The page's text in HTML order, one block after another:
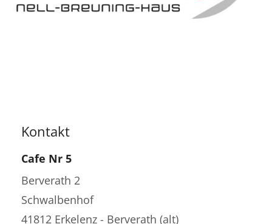
Kontakt
Cafe Nr 5
Berverath 2
Schwalbenhof
41812 Erkelenz - Berverath (alt)